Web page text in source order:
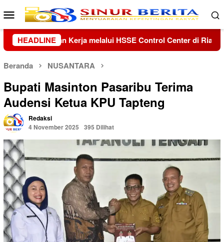
Loncat
ke
konten
Menu
Mobile
HEADLINE
Center di Riau dan Kepri Kolaborasi Lanud
Beranda NUSANTARA
Bupati Masinton Pasaribu Terima
Audensi Ketua KPU Tapteng
Redaksi
4 November 2025
395 Dilihat